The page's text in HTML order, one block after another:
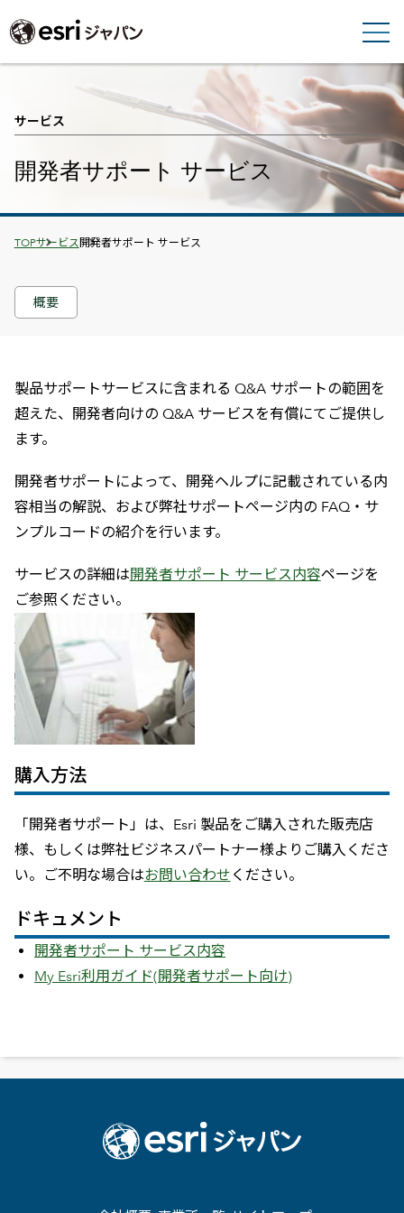
概要
サービス
開発者サポート サービス
Breadcrumbs
TOPサービス開発者サポート サービス
製品サポートサービスに含まれる Q&A サポートの範囲を
超えた、開発者向けの Q&A サービスを有償にてご提供し
ます。
開発者サポートによって、開発ヘルプに記載されている内
容相当の解説、および弊社サポートページ内の FAQ・サ
ンプルコードの紹介を行います。
サービスの詳細は開発者サポート サービス内容ページを
ご参照ください。
購入方法
「開発者サポート」は、Esri 製品をご購入された販売店
様、もしくは弊社ビジネスパートナー様よりご購入くださ
い。ご不明な場合はお問い合わせ ください。
ドキュメント
開発者サポート サービス内容
My Esri利用ガイド(開発者サポート向け)